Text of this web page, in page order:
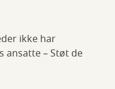
ikke har
ansatte – Støt de